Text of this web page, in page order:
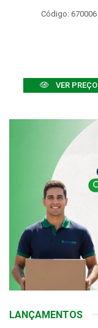
Código: 670006
VER PREÇO
LANÇAMENTOS